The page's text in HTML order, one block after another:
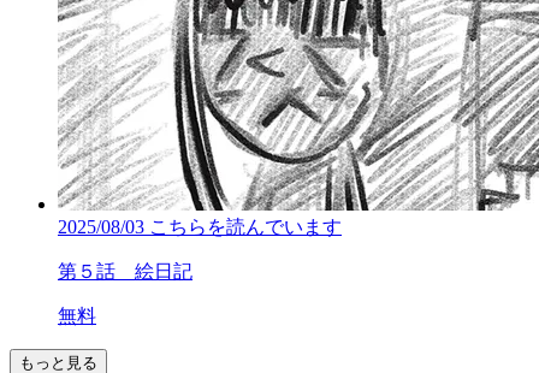
2025/08/03 こちらを読んでいます
第５話 絵日記
無料
もっと見る